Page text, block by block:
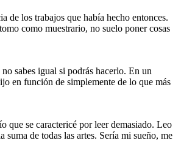
de los trabajos que había hecho entonces.
como muestrario, no suelo poner cosas
sabes igual si podrás hacerlo. En un
en función de simplemente de lo que más
que se caractericé por leer demasiado. Leo
de todas las artes. Sería mi sueño, me